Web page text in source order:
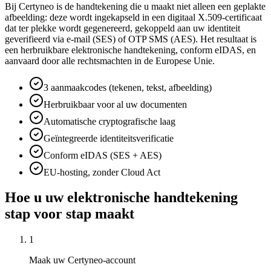
Bij Certyneo is de handtekening die u maakt niet alleen een geplakte
afbeelding: deze wordt ingekapseld in een digitaal X.509-certificaat
dat ter plekke wordt gegenereerd, gekoppeld aan uw identiteit
geverifieerd via e-mail (SES) of OTP SMS (AES). Het resultaat is
een herbruikbare elektronische handtekening, conform eIDAS, en
aanvaard door alle rechtsmachten in de Europese Unie.
3 aanmaakcodes (tekenen, tekst, afbeelding)
Herbruikbaar voor al uw documenten
Automatische cryptografische laag
Geïntegreerde identiteitsverificatie
Conform eIDAS (SES + AES)
EU-hosting, zonder Cloud Act
Hoe u uw elektronische handtekening
stap voor stap maakt
1
Maak uw Certyneo-account